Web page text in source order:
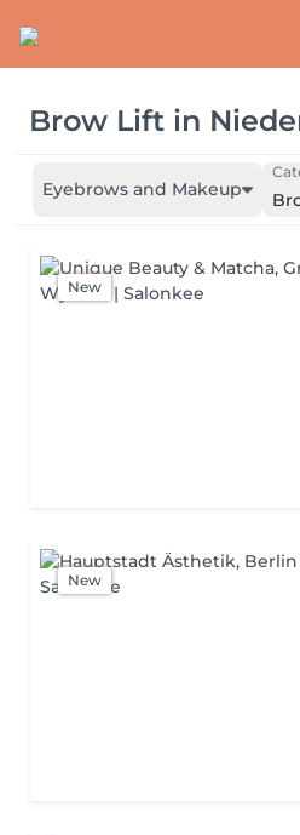
Brow Lift in
Eyebrows and Makeup
New
New